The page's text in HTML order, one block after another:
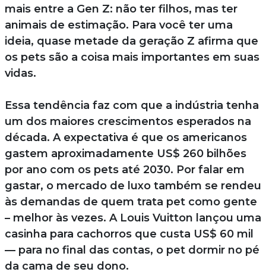
mais entre a Gen Z: não ter filhos, mas ter
animais de estimação. Para você ter uma
ideia, quase metade da geração Z afirma que
os pets são a coisa mais importantes em suas
vidas.
Essa tendência faz com que a indústria tenha
um dos maiores crescimentos esperados na
década. A expectativa é que os americanos
gastem aproximadamente US$ 260 bilhões
por ano com os pets até 2030. Por falar em
gastar, o mercado de luxo também se rendeu
às demandas de quem trata pet como gente
– melhor às vezes. A Louis Vuitton lançou uma
casinha para cachorros que custa US$ 60 mil
— para no final das contas, o pet dormir no pé
da cama de seu dono.